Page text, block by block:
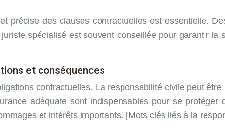
précise des clauses contractuelles est essentielle.
spécialisé est souvent conseillée pour garantir
et conséquences
contractuelles. La responsabilité civile peut
adéquate sont indispensables pour se
et intérêts importants. [Mots clés liés à la